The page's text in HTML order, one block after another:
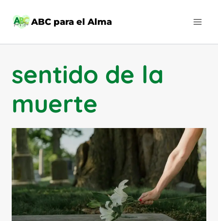
ABC para el Alma
sentido de la
muerte